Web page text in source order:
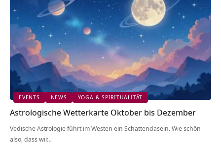
EVENTS NEWS YOGA & SPIRITUALITÄT
Astrologische Wetterkarte Oktober bis Dezember
Vedische Astrologie führt im Westen ein Schattendasein. Wie schön
also, dass wir…